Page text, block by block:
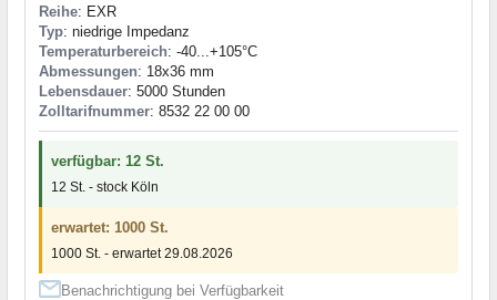
Reihe: EXR
Typ: niedrige Impedanz
Temperaturbereich: -40...+105°C
Abmessungen: 18x36 mm
Lebensdauer: 5000 Stunden
Zolltarifnummer: 8532 22 00 00
verfügbar: 12 St.
12 St. - stock Köln
erwartet: 1000 St.
1000 St. - erwartet 29.08.2026
Benachrichtigung bei Verfügbarkeit